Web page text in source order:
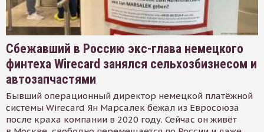
Сбежавший в Россию экс-глава немецкого
финтеха Wirecard занялся сельхозбизнесом и
автозапчастями
Бывший операционный директор немецкой платёжной
системы Wirecard Ян Марсалек бежал из Евросоюза
после краха компании в 2020 году. Сейчас он живёт